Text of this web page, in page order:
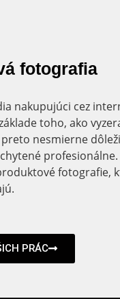
fotografia
nakupujúci cez
toho, ako
nesmierne
fotografie,
PRÁC